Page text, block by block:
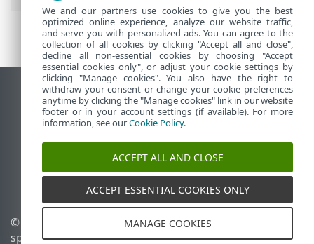
Zobraziť stránku ako na počítači
End of Life
Databáza znalostí ESET
ESET Fórum
ESET Status Portal
Technická podpora
© 1992 - 2026 ESET,
spol. s r. o. Všetky práva
Spravovať súbory cookie
Zásady používania súborov
We and our partners use cookies to give you the best
optimized online experience, analyze our website traffic,
and serve you with personalized ads. You can agree to the
collection of all cookies by clicking "Accept all and close",
decline all non-essential cookies by choosing "Accept
essential cookies only", or adjust your cookie settings by
clicking "Manage cookies". You also have the right to
withdraw your consent or change your cookie preferences
anytime by clicking the "Manage cookies" link in our website
footer or in your account settings (if available). For more
information, see ourCookie Policy.
ACCEPT ALL AND CLOSE
ACCEPT ESSENTIAL COOKIES ONLY
MANAGE COOKIES